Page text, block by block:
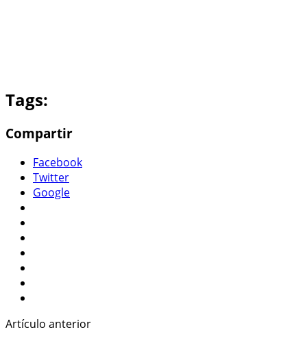
Tags:
Compartir
Facebook
Twitter
Google
Artículo anterior